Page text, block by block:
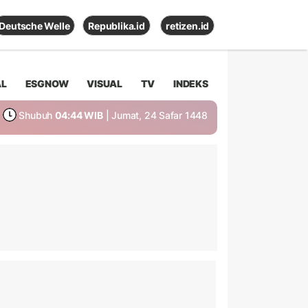
Deutsche Welle Republika.id retizen.id
ESGNOW VISUAL TV INDEKS
Shubuh 04:44 WIB | Jumat, 24 Safar 1448